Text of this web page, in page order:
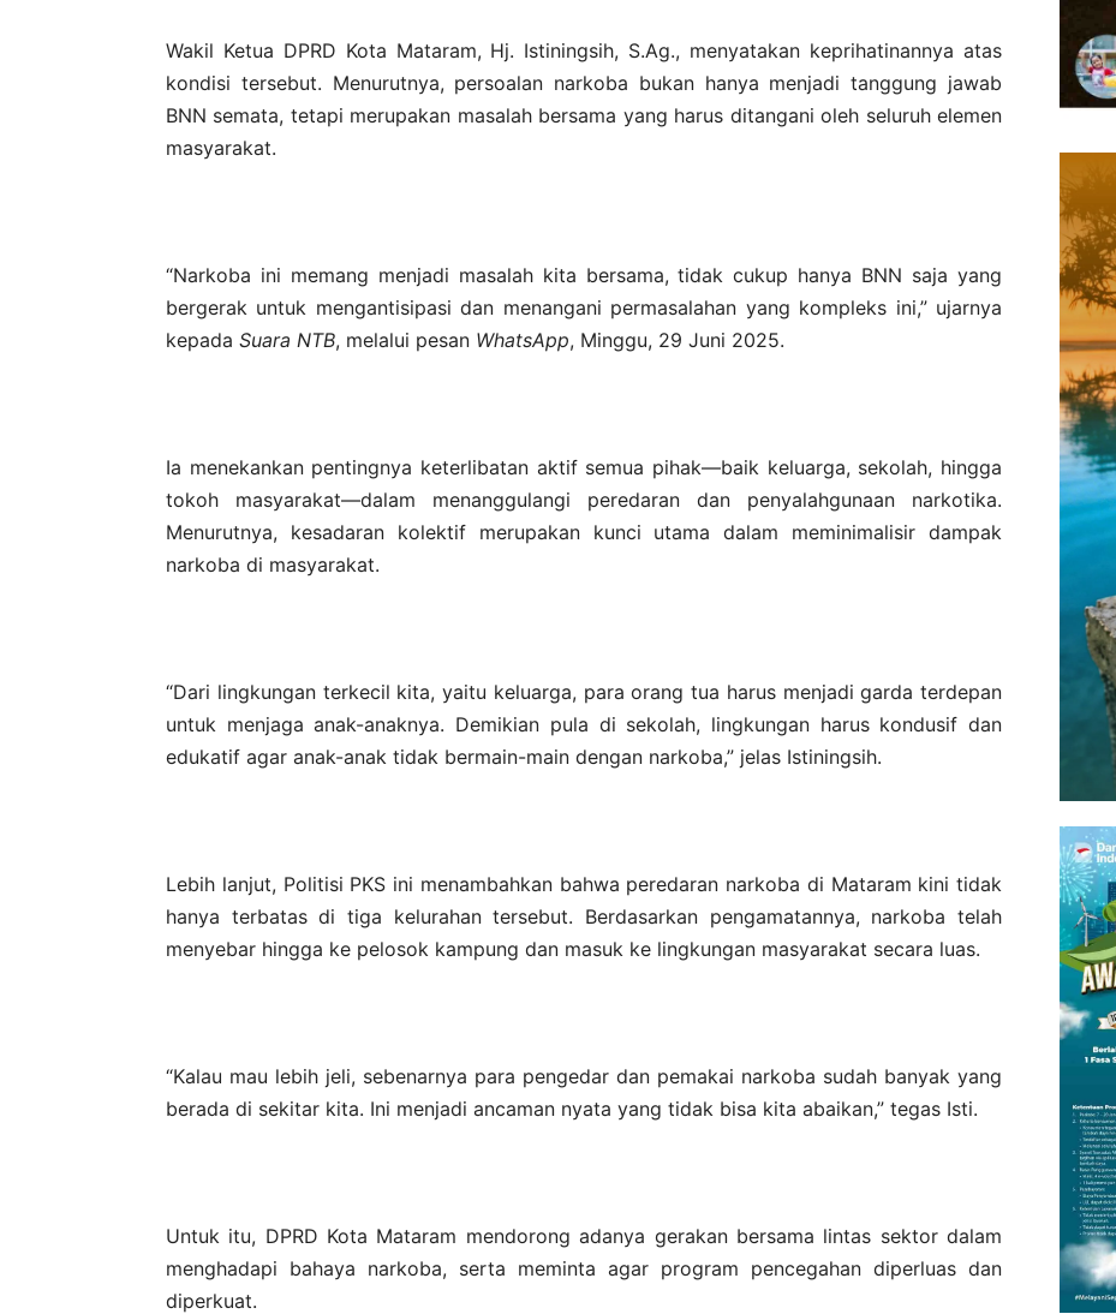
Wakil Ketua DPRD Kota Mataram, Hj. Istiningsih, S.Ag., menyatakan keprihatinannya atas
kondisi tersebut. Menurutnya, persoalan narkoba bukan hanya menjadi tanggung jawab
BNN semata, tetapi merupakan masalah bersama yang harus ditangani oleh seluruh elemen
masyarakat.
“Narkoba ini memang menjadi masalah kita bersama, tidak cukup hanya BNN saja yang
bergerak untuk mengantisipasi dan menangani permasalahan yang kompleks ini,” ujarnya
kepada Suara NTB, melalui pesan WhatsApp, Minggu, 29 Juni 2025.
Ia menekankan pentingnya keterlibatan aktif semua pihak—baik keluarga, sekolah, hingga
tokoh masyarakat—dalam menanggulangi peredaran dan penyalahgunaan narkotika.
Menurutnya, kesadaran kolektif merupakan kunci utama dalam meminimalisir dampak
narkoba di masyarakat.
“Dari lingkungan terkecil kita, yaitu keluarga, para orang tua harus menjadi garda terdepan
untuk menjaga anak-anaknya. Demikian pula di sekolah, lingkungan harus kondusif dan
edukatif agar anak-anak tidak bermain-main dengan narkoba,” jelas Istiningsih.
Lebih lanjut, Politisi PKS ini menambahkan bahwa peredaran narkoba di Mataram kini tidak
hanya terbatas di tiga kelurahan tersebut. Berdasarkan pengamatannya, narkoba telah
menyebar hingga ke pelosok kampung dan masuk ke lingkungan masyarakat secara luas.
“Kalau mau lebih jeli, sebenarnya para pengedar dan pemakai narkoba sudah banyak yang
berada di sekitar kita. Ini menjadi ancaman nyata yang tidak bisa kita abaikan,” tegas Isti.
Untuk itu, DPRD Kota Mataram mendorong adanya gerakan bersama lintas sektor dalam
menghadapi bahaya narkoba, serta meminta agar program pencegahan diperluas dan
diperkuat.